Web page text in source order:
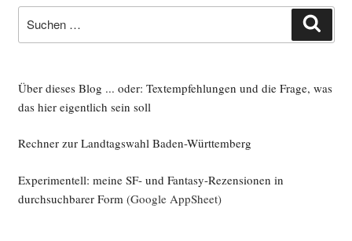
nach:
Über dieses Blog ... oder: Textempfehlungen und die Frage, was
das hier eigentlich sein soll
Rechner zur Landtagswahl Baden-Württemberg
Experimentell: meine SF- und Fantasy-Rezensionen in
durchsuchbarer Form (Google AppSheet)